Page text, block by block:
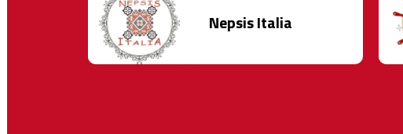
Nepsis Italia